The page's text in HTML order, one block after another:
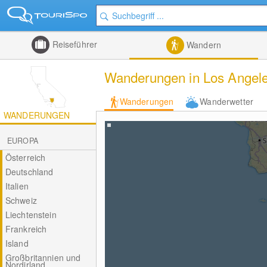
Reiseführer Wandern
Wanderungen in Los
Wanderungen
Wanderwetter
WANDERUNGEN
EUROPA
Österreich
Deutschland
Italien
Schweiz
Liechtenstein
Frankreich
Island
Großbritannien und
Nordirland